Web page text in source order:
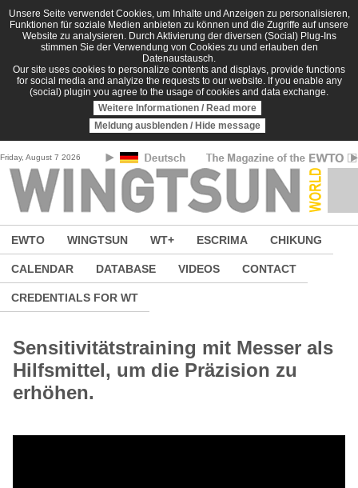
Skip to main content
Unsere Seite verwendet Cookies, um Inhalte und Anzeigen zu personalisieren,
Funktionen für soziale Medien anbieten zu können und die Zugriffe auf unsere
Website zu analysieren. Durch Aktivierung der diversen (Social) Plug-Ins
stimmen Sie der Verwendung von Cookies zu und erlauben den
Datenaustausch.
Our site uses cookies to personalize contents and displays, provide functions
for social media and analyize the requests to our website. If you enable any
(social) plugin you agree to the usage of cookies and data exchange.
Weitere Informationen / Read more
Meldung ausblenden / Hide message
Friday, August 7 2026
EWTO WINGTSUN WT+ ESCRIMA CHIKUNG
CALENDAR DATABASE VIDEOS CONTACT
CREDENTIALS FOR WT
Sensitivitätstraining mit Messer als
Hilfsmittel, um die Präzision zu
erhöhen.